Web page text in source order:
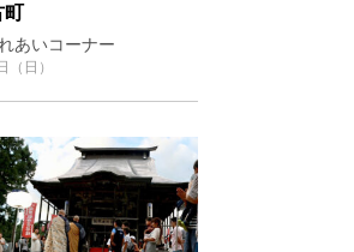
あいコーナー
（日）